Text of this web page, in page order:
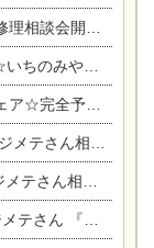
オークビレッジ
ひのきのバラ販売】
完全予約制
に家を建てたい人！』
たい人！』完全予約制
場体感見学会』